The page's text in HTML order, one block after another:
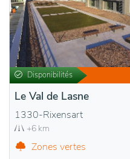
Disponibilités
Le Val de Lasne
1330-Rixensart
+6 km
Zones vertes